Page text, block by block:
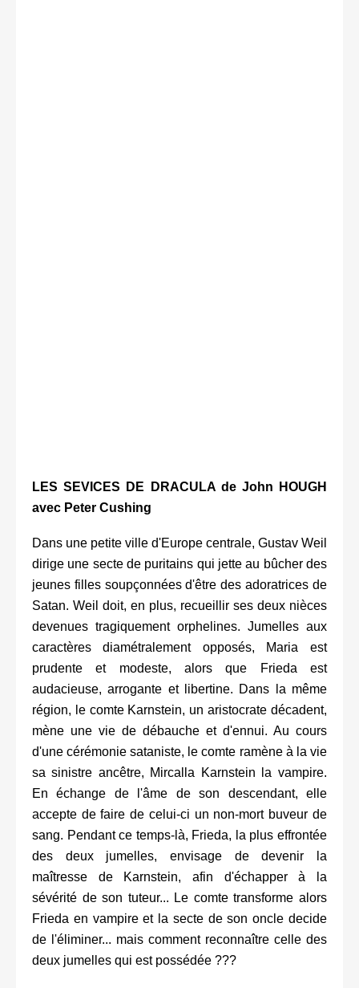
LES SEVICES DE DRACULA de John HOUGH
avec Peter Cushing
Dans une petite ville d'Europe centrale, Gustav Weil
dirige une secte de puritains qui jette au bûcher des
jeunes filles soupçonnées d'être des adoratrices de
Satan. Weil doit, en plus, recueillir ses deux nièces
devenues tragiquement orphelines. Jumelles aux
caractères diamétralement opposés, Maria est
prudente et modeste, alors que Frieda est
audacieuse, arrogante et libertine. Dans la même
région, le comte Karnstein, un aristocrate décadent,
mène une vie de débauche et d'ennui. Au cours
d'une cérémonie sataniste, le comte ramène à la vie
sa sinistre ancêtre, Mircalla Karnstein la vampire.
En échange de l'âme de son descendant, elle
accepte de faire de celui-ci un non-mort buveur de
sang. Pendant ce temps-là, Frieda, la plus effrontée
des deux jumelles, envisage de devenir la
maîtresse de Karnstein, afin d'échapper à la
sévérité de son tuteur... Le comte transforme alors
Frieda en vampire et la secte de son oncle decide
de l'éliminer... mais comment reconnaître celle des
deux jumelles qui est possédée ???